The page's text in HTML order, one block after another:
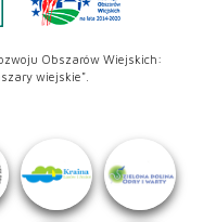
Obszarów Wiejskich:
wiejskie".